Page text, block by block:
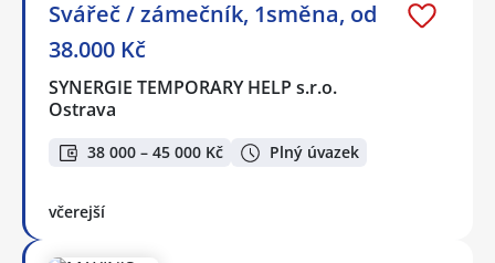
Svářeč / zámečník, 1směna, od
38.000 Kč
SYNERGIE TEMPORARY HELP s.r.o.
Ostrava
38 000 – 45 000 Kč Plný úvazek
včerejší